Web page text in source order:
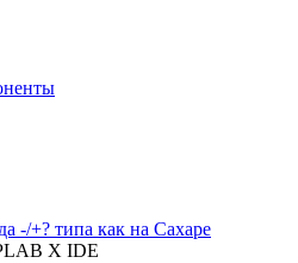
-/+? типа как на Сахаре
X IDE